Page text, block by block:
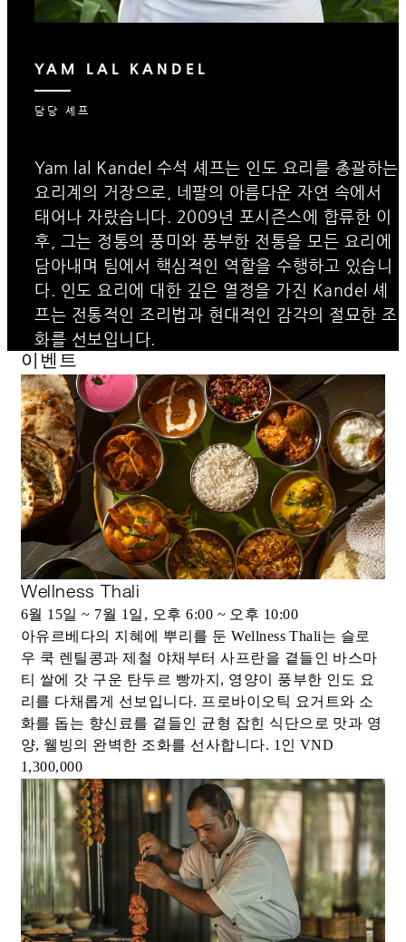
YAM LAL KANDEL
담당 셰프
Yam lal Kandel 수석 셰프는 인도 요리를 총괄하는
요리계의 거장으로, 네팔의 아름다운 자연 속에서
태어나 자랐습니다. 2009년 포시즌스에 합류한 이
후, 그는 정통의 풍미와 풍부한 전통을 모든 요리에
담아내며 팀에서 핵심적인 역할을 수행하고 있습니
다. 인도 요리에 대한 깊은 열정을 가진 Kandel 셰
프는 전통적인 조리법과 현대적인 감각의 절묘한 조
화를 선보입니다.
이벤트
Wellness Thali
6월 15일 ~ 7월 1일, 오후 6:00 ~ 오후 10:00
아유르베다의 지혜에 뿌리를 둔 Wellness Thali는 슬로
우 쿡 렌틸콩과 제철 야채부터 사프란을 곁들인 바스마
티 쌀에 갓 구운 탄두르 빵까지, 영양이 풍부한 인도 요
리를 다채롭게 선보입니다. 프로바이오틱 요거트와 소
화를 돕는 향신료를 곁들인 균형 잡힌 식단으로 맛과 영
양, 웰빙의 완벽한 조화를 선사합니다. 1인 VND
1,300,000